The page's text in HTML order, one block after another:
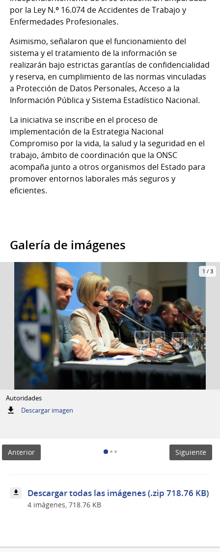
por la Ley N.º 16.074 de Accidentes de Trabajo y
Enfermedades Profesionales.
Asimismo, señalaron que el funcionamiento del
sistema y el tratamiento de la información se
realizarán bajo estrictas garantías de confidencialidad
y reserva, en cumplimiento de las normas vinculadas
a Protección de Datos Personales, Acceso a la
Información Pública y Sistema Estadístico Nacional.
La iniciativa se inscribe en el proceso de
implementación de la Estrategia Nacional
Compromiso por la vida, la salud y la seguridad en el
trabajo, ámbito de coordinación que la ONSC
acompaña junto a otros organismos del Estado para
promover entornos laborales más seguros y
eficientes.
Galería de imágenes
1 / 3
Autoridades
Descargar imagen:
Anterior Siguiente
Descargar todas las imágenes (.zip 718.76 KB)
4 imágenes, 718.76 KB